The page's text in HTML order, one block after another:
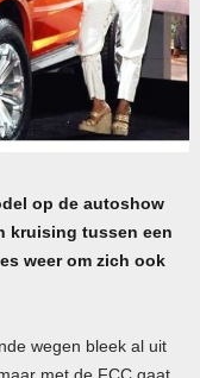
op de autoshow
kruising tussen een
weer om zich ook
wegen bleek al uit
met de FCC gaat